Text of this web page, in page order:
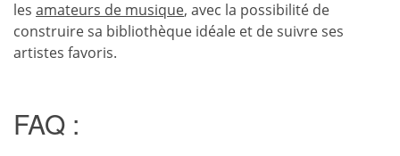
les amateurs de musique, avec la possibilité de
construire sa bibliothèque idéale et de suivre ses
artistes favoris.
FAQ :